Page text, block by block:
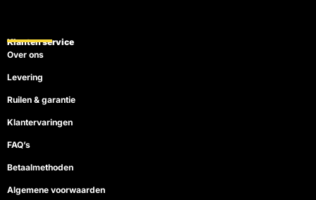
o
o
b
Klanten service
Over ons
Levering
Ruilen & garantie
Klantervaringen
FAQ’s
Betaalmethoden
Algemene voorwaarden